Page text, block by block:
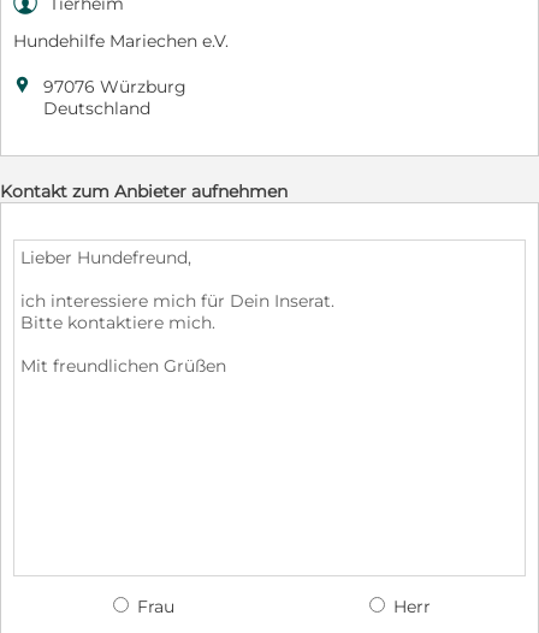
Hundehilfe Mariechen e.V.

97076 Würzburg
Deutschland
Kontakt zum Anbieter aufnehmen
Frau Herr